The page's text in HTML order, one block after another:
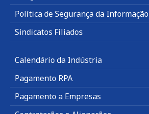
Política de Segurança da Informação
Sindicatos Filiados
Calendário da Indústria
Pagamento RPA
Pagamento a Empresas